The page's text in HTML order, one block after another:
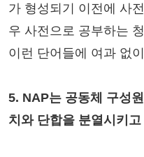
가 형성되기 이전에 사
우 사전으로 공부하는
이런 단어들에 여과 없
5. NAP는 공동체 구성
치와 단합을 분열시키